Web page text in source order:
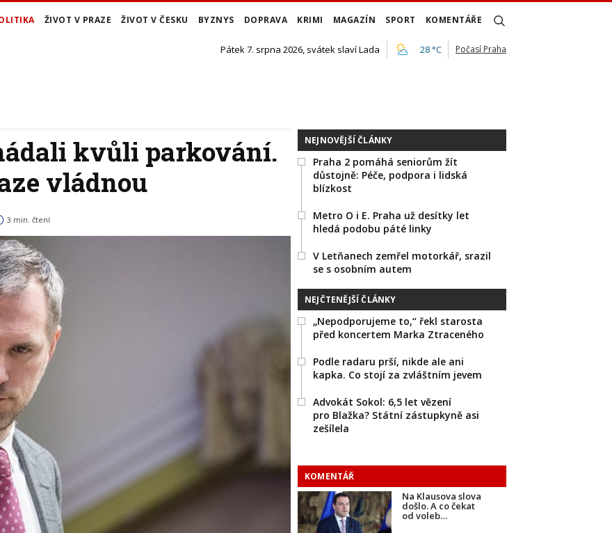
ŽIVOT V PRAZE ŽIVOT V ČESKU BYZNYS DOPRAVA KRIMI MAGAZÍN SPORT KOMENTÁŘE
Pátek 7. srpna 2026, svátek slaví Lada 28 °C Počasí Praha
kvůli parkování.
vládnou
3 min. čtení
NEJNOVĚJŠÍ ČLÁNKY
Praha 2 pomáhá seniorům žít
důstojně: Péče, podpora i lidská
blízkost
Metro O i E. Praha už desítky let
hledá podobu páté linky
V Letňanech zemřel motorkář, srazil
se s osobním autem
NEJČTENĚJŠÍ ČLÁNKY
„Nepodporujeme to,“ řekl starosta
před koncertem Marka Ztraceného
Podle radaru prší, nikde ale ani
kapka. Co stojí za zvláštním jevem
Advokát Sokol: 6,5 let vězení
pro Blažka? Státní zástupkyně asi
zešílela
KOMENTÁŘ
Na Klausova slova
došlo. A co čekat
od voleb…